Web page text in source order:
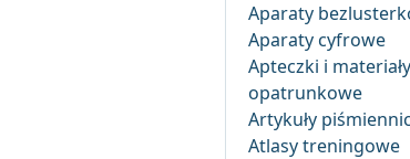
Aparaty
Aparaty cyfrowe
Apteczki i materiały
opatrunkowe
Artykuły
Atlasy treningowe